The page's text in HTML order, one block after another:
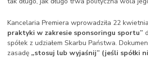
Kancelaria Premiera wprowadziła 22
praktyki w zakresie sponsoringu sportu”
spółek z udziałem Skarbu Państwa.
zasadę „stosuj lub wyjaśnij” (jeśli spółki